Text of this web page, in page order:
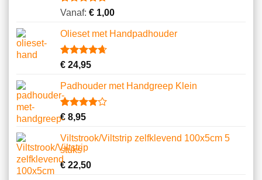
Gewaardeerd
gebaseerd
op
8
klantbeoordelingen
Vanaf: €1,00
Olieset met Handpadhouder
Gewaardeerd
gebaseerd
op
11
klantbeoordelingen
€24,95
Padhouder met Handgreep Klein
Gewaardeerd
4.00
5
gebaseerd
op
1
klantbeoordeling
€8,95
Viltstrook/Viltstrip zelfklevend 100x5cm 5
stuks
€22,50